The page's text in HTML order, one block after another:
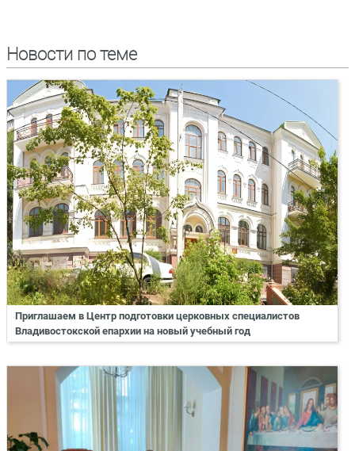
Новости по теме
Приглашаем в Центр подготовки церковных специалистов
Владивостокской епархии на новый учебный год